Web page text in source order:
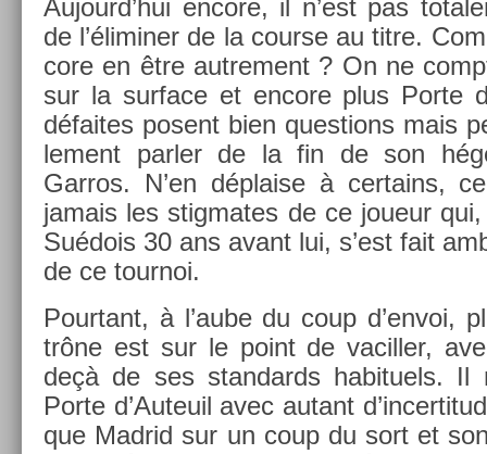
Aujourd’hui en­core, il n’est pas
de l’élimin­er de la co­ur­se au titre.
core en être aut­re­ment ? On ne
sur la sur­face et en­core plus Porte
défaites posent bien ques­tions mais
le­ment parl­er de la fin de son
Garros. N’en dépla­ise à cer­tains,
jamais les stig­mates de ce joueur
Suédois 30 ans avant lui, s’est fait
de ce tour­noi.
Pour­tant, à l’aube du coup d’envoi,
trône est sur le point de vacill­er,
deçà de ses stan­dards habituels. Il
Porte d’Auteuil avec autant
que Mad­rid sur un coup du sort et